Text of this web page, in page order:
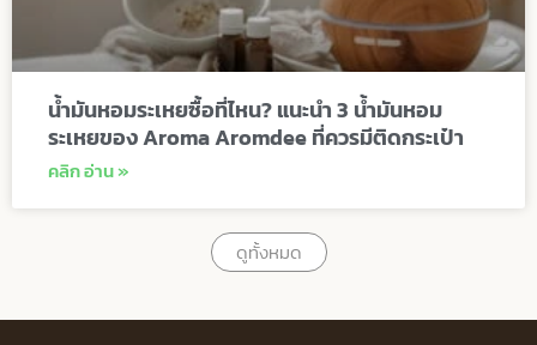
น้ำมันหอมระเหยซื้อที่ไหน? แนะนำ 3 น้ำมันหอม
ระเหยของ Aroma Aromdee ที่ควรมีติดกระเป๋า
คลิก อ่าน »
ดูทั้งหมด